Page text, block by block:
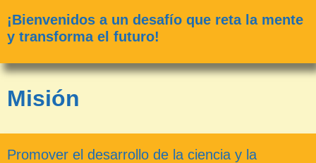
¡Bienvenidos a un desafío que reta la mente
y transforma el futuro!
Misión
Promover el desarrollo de la ciencia y la